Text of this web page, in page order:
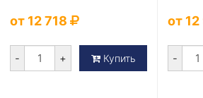
от 12 718
- + Купить
от 12
-